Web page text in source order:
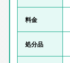
料金
処分品